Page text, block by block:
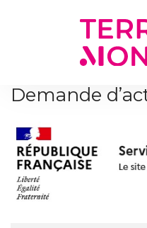
Demande